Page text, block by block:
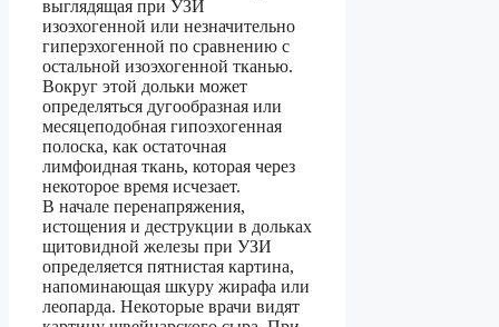
выглядящая при УЗИ
изоэхогенной или незначительно
гиперэхогенной по сравнению с
остальной изоэхогенной тканью.
Вокруг этой дольки может
определяться дугообразная или
месяцеподобная гипоэхогенная
полоска, как остаточная
лимфоидная ткань, которая через
некоторое время исчезает.
В начале перенапряжения,
истощения и деструкции в дольках
щитовидной железы при УЗИ
определяется пятнистая картина,
напоминающая шкуру жирафа или
леопарда. Некоторые врачи видят